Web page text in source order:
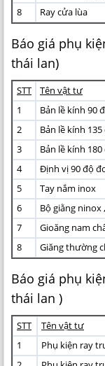
8
Ray cửa lùa
Báo giá phụ
thái lan)
STT Tên vật tư
1
Bản lề kính 90
2
Bản lề kính 135
3
Bản lề kính 180
4
Định vị 90 độ
5
Tay nắm inox
6
Bộ giằng
7
Gioăng nam
8
Giăng thường
Báo giá phụ
thái lan )
STT Tên vật tư
1
Phụ kiện ray